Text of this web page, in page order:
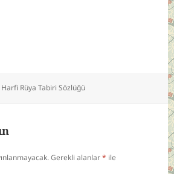
Harfi Rüya Tabiri Sözlüğü
Gerekli alanlar* ile